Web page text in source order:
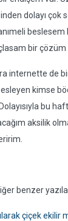
dolayı çok
bir çözüm
internette de
kimse
bu
aksilik
benzer
çiçek ekilir